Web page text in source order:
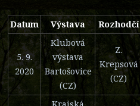
Datum Výstava Rozhodčí
5. 9.
2020
Klubová
výstava
Bartošovice
(CZ)
Z.
Krepsová
(CZ)
Krajská